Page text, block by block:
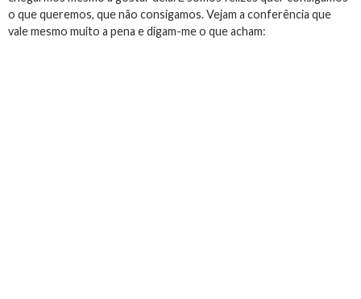
o que queremos, que não consigamos. Vejam a conferência que
vale mesmo muito a pena e digam-me o que acham: